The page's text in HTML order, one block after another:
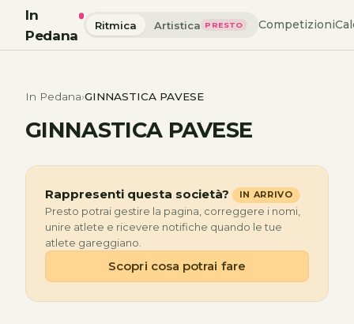
In
Pedana
Ritmica Artistica PRESTO Competizioni
In Pedana GINNASTICA PAVESE
GINNASTICA PAVESE
Rappresenti questa società? IN ARRIVO
Presto potrai gestire la pagina, correggere i nomi,
unire atlete e ricevere notifiche quando le tue
atlete gareggiano.
Scopri cosa potrai fare